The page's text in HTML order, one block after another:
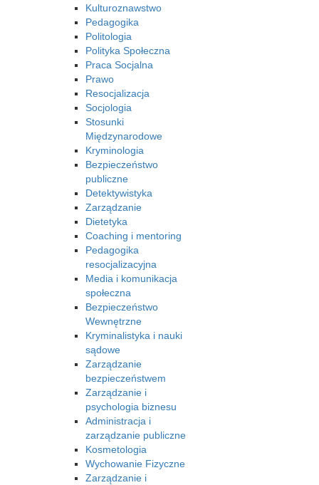
Kulturoznawstwo
Pedagogika
Politologia
Polityka Społeczna
Praca Socjalna
Prawo
Resocjalizacja
Socjologia
Stosunki
Międzynarodowe
Kryminologia
Bezpieczeństwo
publiczne
Detektywistyka
Zarządzanie
Dietetyka
Coaching i mentoring
Pedagogika
resocjalizacyjna
Media i komunikacja
społeczna
Bezpieczeństwo
Wewnętrzne
Kryminalistyka i nauki
sądowe
Zarządzanie
bezpieczeństwem
Zarządzanie i
psychologia biznesu
Administracja i
zarządzanie publiczne
Kosmetologia
Wychowanie Fizyczne
Zarządzanie i